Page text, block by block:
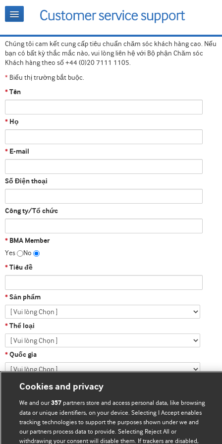
Chúng tôi cam kết cung cấp tiêu chuẩn chăm sóc khách hàng cao. Nếu
bạn có bất kỳ thắc mắc nào, vui lòng liên hệ với Bộ phận Chăm sóc
Khách hàng theo số +44 (0)20 7111 1105.
* Biểu thị trường bắt buộc.
* Tên
* Họ
* E-mail
Số Điện thoại
Công ty/Tổ chức
* BMA Member
Yes
No
* Tiêu đề
* Sản phẩm
* Thể loại
* Quốc gia
Thông tin Chi tiết
Cookies and privacy
We and our357partners store and access personal data, like browsing
data or unique identifiers, on your device. Selecting I Accept enables
tracking technologies to support the purposes shown under we and
our partners process data to provide. Selecting Reject All or
withdrawing your consent will disable them. If trackers are disabled,